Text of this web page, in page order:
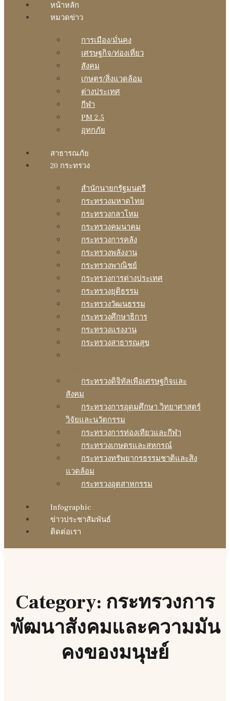
หน้าหลัก
หมวดข่าว
การเมือง/มั่นคง
เศรษฐกิจ/ท่องเที่ยว
สังคม
เกษตร/สิ่งแวดล้อม
ต่างประเทศ
กีฬา
PM 2.5
อุทกภัย
สาธารณภัย
20 กระทรวง
สํานักนายกรัฐมนตรี
กระทรวงมหาดไทย
กระทรวงกลาโหม
กระทรวงคมนาคม
กระทรวงการคลัง
กระทรวงพลังงาน
กระทรวงพาณิชย์
กระทรวงการต่างประเทศ
กระทรวงยุติธรรม
กระทรวงวัฒนธรรม
กระทรวงศึกษาธิการ
กระทรวงแรงงาน
กระทรวงสาธารณสุข
กระทรวงดิจิทัลเพือเศรษฐกิจและ
สังคม
กระทรวงการอุดมศึกษา วิทยาศาสตร์
วิจัยและนวัตกรรม
กระทรวงการท่องเทียวและกีฬา
กระทรวงเกษตรและสหกรณ์
กระทรวงทรัพยากรธรรมชาติและสิง
แวดล้อม
กระทรวงอุตสาหกรรม
Infographic
ข่าวประชาสัมพันธ์
ติดต่อเรา
Category: กระทรวงการ
พัฒนาสังคมและความมัน
คงของมนุษย์